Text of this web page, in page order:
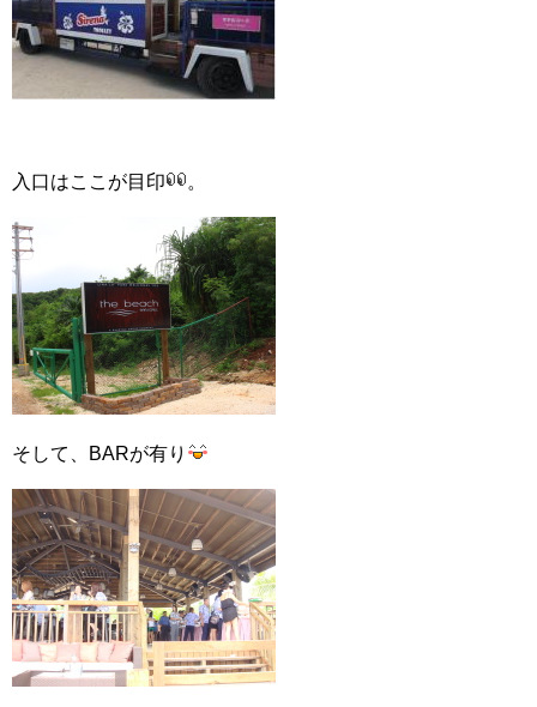
入口はここが目印 。
そして、BARが有り